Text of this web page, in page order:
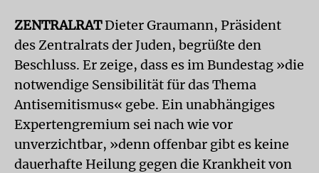
ZENTRALRATDieter Graumann, Präsident
des Zentralrats der Juden, begrüßte den
Beschluss. Er zeige, dass es im Bundestag »die
notwendige Sensibilität für das Thema
Antisemitismus« gebe. Ein unabhängiges
Expertengremium sei nach wie vor
unverzichtbar, »denn offenbar gibt es keine
dauerhafte Heilung gegen die Krankheit von